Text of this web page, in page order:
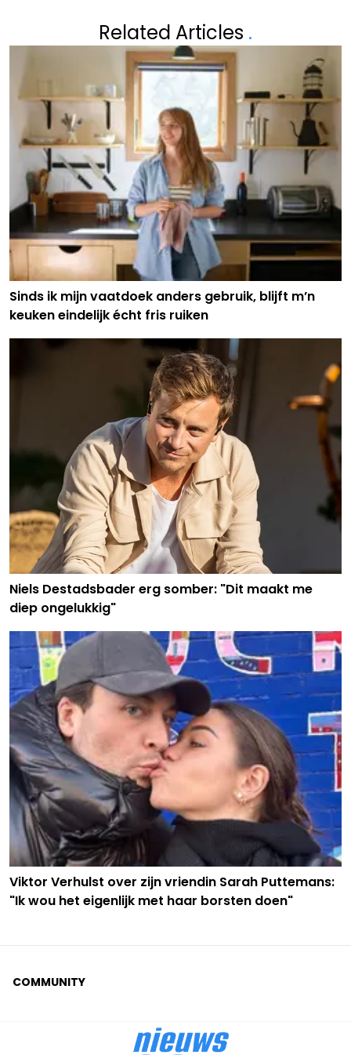
Related Articles .
Sinds ik mijn vaatdoek anders gebruik, blijft m’n
keuken eindelijk écht fris ruiken
Niels Destadsbader erg somber: "Dit maakt me
diep ongelukkig"
Viktor Verhulst over zijn vriendin Sarah Puttemans:
"Ik wou het eigenlijk met haar borsten doen"
COMMUNITY